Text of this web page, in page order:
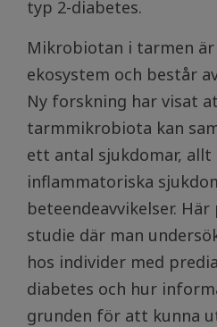
typ 2-diabetes.
Mikrobiotan i tarmen
ekosystem och består
Ny forskning har visat
tarmmikrobiota kan
ett antal sjukdomar,
inflammatoriska
beteendeavvikelser.
studie där man
hos individer med
diabetes och hur
grunden för att kunna